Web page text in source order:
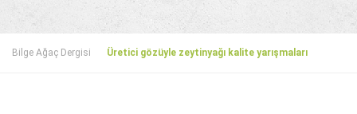
Bilge Ağaç Dergisi Üretici gözüyle zeytinyağı kalite yarışmaları